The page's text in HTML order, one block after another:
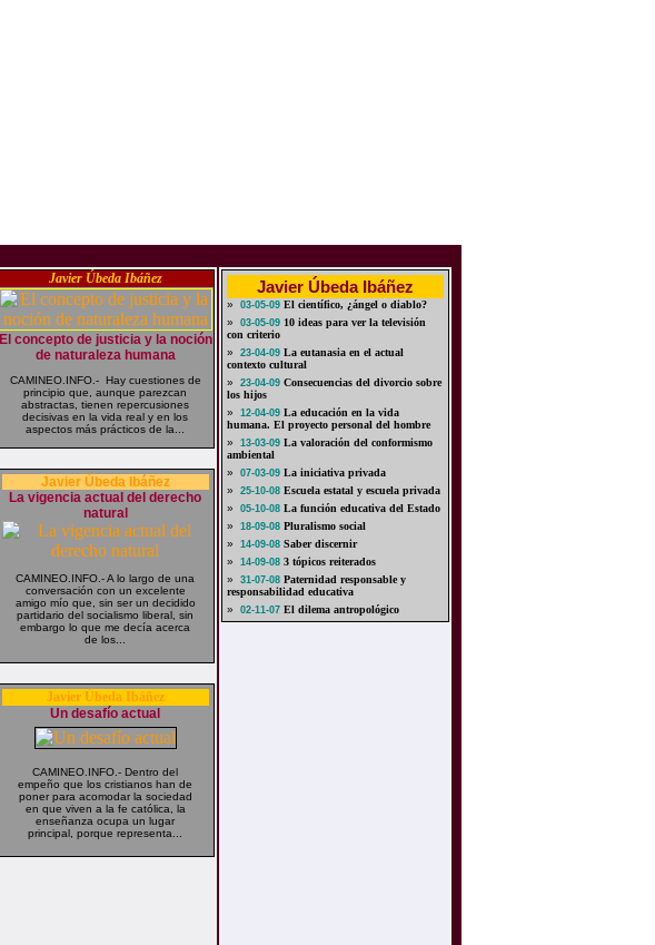
Javier Úbeda Ibáñez
El concepto de justicia y la noción
de naturaleza humana
CAMINEO.INFO.- Hay cuestiones de
principio que, aunque parezcan
abstractas, tienen repercusiones
decisivas en la vida real y en los
aspectos más prácticos de la...
Javier Úbeda Ibáñez
La vigencia actual del derecho
natural
CAMINEO.INFO.- A lo largo de una
conversación con un excelente
amigo mío que, sin ser un decidido
partidario del socialismo liberal, sin
embargo lo que me decía acerca
de los...
Javier Úbeda Ibáñez
Un desafío actual
CAMINEO.INFO.- Dentro del
empeño que los cristianos han de
poner para acomodar la sociedad
en que viven a la fe católica, la
enseñanza ocupa un lugar
principal, porque representa...
Javier Úbeda Ibáñez
» 03-05-09El científico, ¿ángel o diablo?
»
03-05-0910 ideas para ver la televisión
con criterio
»
23-04-09La eutanasia en el actual
contexto cultural
»
23-04-09Consecuencias del divorcio sobre
los hijos
»
12-04-09La educación en la vida
humana. El proyecto personal del hombre
»
13-03-09La valoración del conformismo
ambiental
»
07-03-09La iniciativa privada
»
25-10-08Escuela estatal y escuela privada
»
05-10-08La función educativa del Estado
»
18-09-08Pluralismo social
»
14-09-08Saber discernir
»
14-09-083 tópicos reiterados
»
31-07-08Paternidad responsable y
responsabilidad educativa
»
02-11-07El dilema antropológico